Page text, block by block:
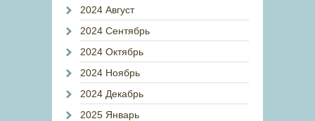
2024 Август
2024 Сентябрь
2024 Октябрь
2024 Ноябрь
2024 Декабрь
2025 Январь